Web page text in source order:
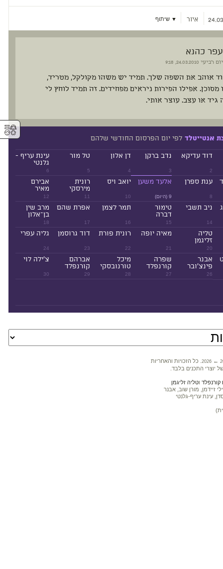
איור ▼ שיתוף
עפר כהנא
יום רביעי
אוהב את השפה שלך. תמיד יש משהו מקולקל, מטריד,
מסוכן. אפילו הפירות ניראים מפחידים. זה תמיד לוחץ לי
גיד או עצב. עוצר אותי.
אנטייטלד לפי יום הפרסום החודשי שלהם
2
דוד עדיקא
3
נדב ברקן
4
דן אלון
5
טל מור
6
עינת עריף -
גלנטי
8
ענת ספרן
9 (היום)
אלעד משען
10
יואב ויס
11
רונית
מירסקי
12
אבירם
מאיר
14
ניב תשבי
15
טימור
דברה
16
תמר לצמן
17
אפרת שהם
18
מרב שין
בן־אלון
20
טליה
זליגמן
21
מאיה יופה
22
רונית פורת
23
דוד גרוסמן
24
גליה עפרי
26
אבנר
פינצ'ובר
27
שפרה
קורנפלד
28
מיכל
טורנובסקי
29
אברהם
קורנפלד
30
צ'ילה לוי
2026 ←
. כל הזכויות והאחריות
יוצרי התכנים בלבד.
וטליה זליגמן
זיידמן, מורן שוב, אבנר
עינת עריף-גלנטי
⚥︎